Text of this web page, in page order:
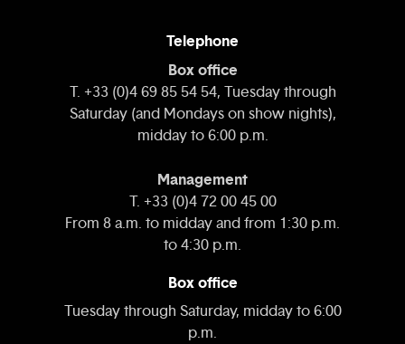
Telephone
Box office
T. +33 (0)4 69 85 54 54, Tuesday through
Saturday (and Mondays on show nights),
midday to 6:00 p.m.
Management
T. +33 (0)4 72 00 45 00
From 8 a.m. to midday and from 1:30 p.m.
to 4:30 p.m.
Box office
Tuesday through Saturday, midday to 6:00
p.m.